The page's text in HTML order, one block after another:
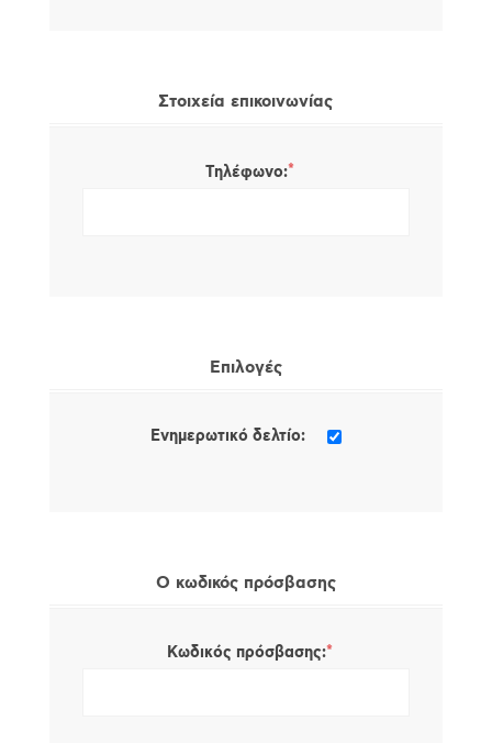
Στοιχεία επικοινωνίας
Τηλέφωνο:*
Επιλογές
Ενημερωτικό δελτίο:
Ο κωδικός πρόσβασης
Κωδικός πρόσβασης:*